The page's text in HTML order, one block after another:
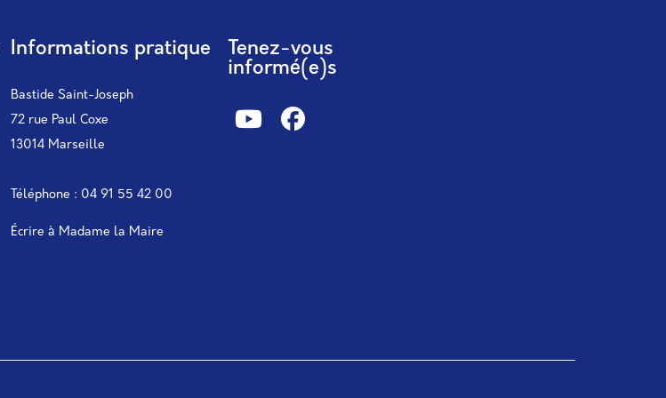
Informations pratique
Bastide Saint-Joseph
72 rue Paul Coxe
13014 Marseille
Téléphone : 04 91 55 42 00
Écrire à Madame la Maire
Tenez-vous
informé(e)s